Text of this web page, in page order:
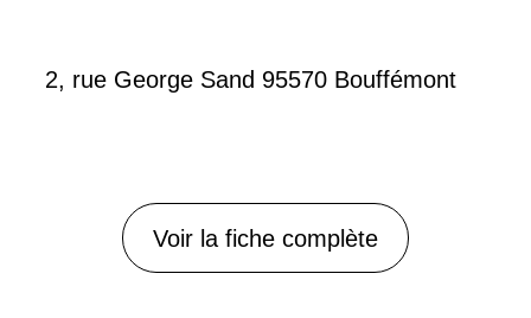
2, rue George Sand 95570 Bouffémont
Voir la fiche complète